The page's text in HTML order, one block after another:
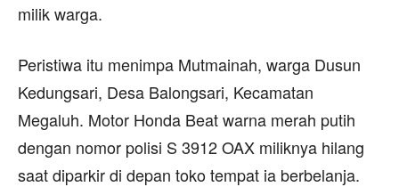
milik warga.
Peristiwa itu menimpa Mutmainah, warga Dusun
Kedungsari, Desa Balongsari, Kecamatan
Megaluh. Motor Honda Beat warna merah putih
dengan nomor polisi S 3912 OAX miliknya hilang
saat diparkir di depan toko tempat ia berbelanja.